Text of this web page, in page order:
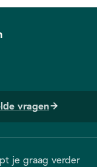
vragen
je graag verder